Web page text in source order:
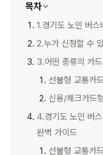
목차
1.경기도 노인 버
2.누가 신청할 수
3.어떤 종류의 카
선불형 교통카드
신용/체크카드
4.경기도 노인 버
완벽 가이드
선불형 교통카